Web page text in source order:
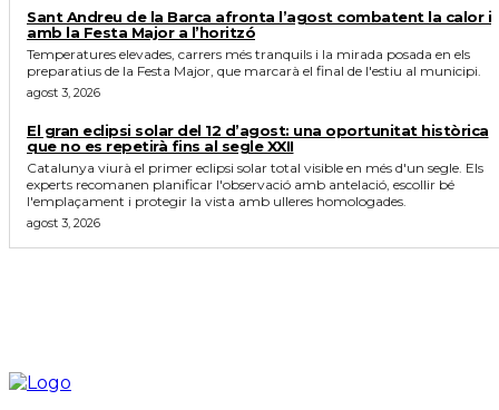
Sant Andreu de la Barca afronta l’agost combatent la calor i
amb la Festa Major a l’horitzó
Temperatures elevades, carrers més tranquils i la mirada posada en els
preparatius de la Festa Major, que marcarà el final de l'estiu al municipi.
agost 3, 2026
El gran eclipsi solar del 12 d’agost: una oportunitat històrica
que no es repetirà fins al segle XXII
Catalunya viurà el primer eclipsi solar total visible en més d'un segle. Els
experts recomanen planificar l'observació amb antelació, escollir bé
l'emplaçament i protegir la vista amb ulleres homologades.
agost 3, 2026